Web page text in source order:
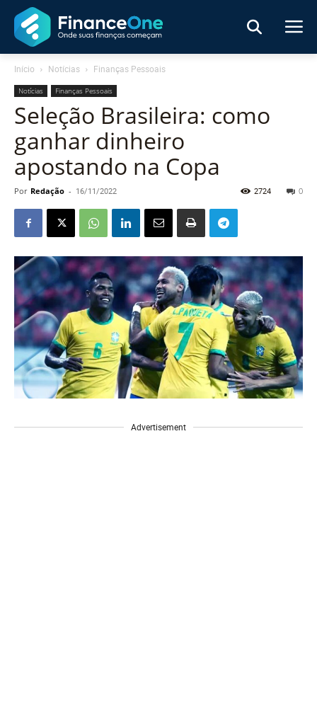
Início Notícias Finanças Pessoais
Notícias Finanças Pessoais
Seleção Brasileira: como
ganhar dinheiro
apostando na Copa
Por Redação - 16/11/2022 0
2724
Advertisement